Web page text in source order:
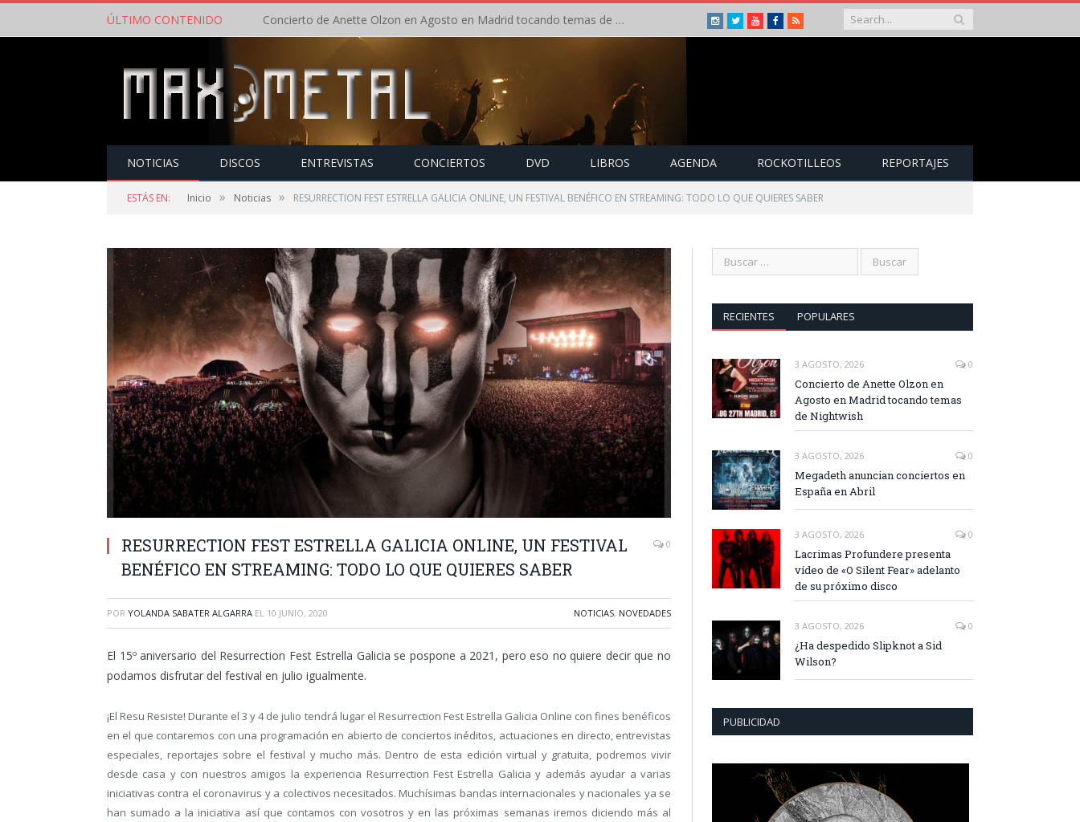
ÚLTIMO CONTENIDO Concierto de Anette Olzon en Agosto en Madrid tocando temas de Nightwish Instagram
TwitterYoutubeFacebook
RSS
NOTICIAS DISCOS ENTREVISTAS CONCIERTOS DVD LIBROS AGENDA ROCKOTILLEOS REPORTAJES
ESTÁS EN: Inicio » Noticias » RESURRECTION FEST ESTRELLA GALICIA ONLINE, UN FESTIVAL BENÉFICO EN STREAMING: TODO LO QUE QUIERES SABER
RESURRECTION FEST ESTRELLA GALICIA ONLINE, UN FESTIVAL
BENÉFICO EN STREAMING: TODO LO QUE QUIERES SABER
0
POR YOLANDA SABATER ALGARRA EL 10 JUNIO, 2020 NOTICIAS, NOVEDADES
El 15º aniversario del Resurrection Fest Estrella Galicia se pospone a 2021, pero eso no quiere decir que no
podamos disfrutar del festival en julio igualmente.
¡El Resu Resiste! Durante el 3 y 4 de julio tendrá lugar el Resurrection Fest Estrella Galicia Online con fines benéficos
en el que contaremos con una programación en abierto de conciertos inéditos, actuaciones en directo, entrevistas
especiales, reportajes sobre el festival y mucho más. Dentro de esta edición virtual y gratuita, podremos vivir
desde casa y con nuestros amigos la experiencia Resurrection Fest Estrella Galicia y además ayudar a varias
iniciativas contra el coronavirus y a colectivos necesitados. Muchísimas bandas internacionales y nacionales ya se
han sumado a la iniciativa así que contamos con vosotros y en las próximas semanas iremos diciendo más al
RECIENTES POPULARES
3 AGOSTO, 2026 0
Concierto de Anette Olzon en
Agosto en Madrid tocando temas
de Nightwish
3 AGOSTO, 2026 0
Megadeth anuncian conciertos en
España en Abril
3 AGOSTO, 2026 0
Lacrimas Profundere presenta
vídeo de «O Silent Fear» adelanto
de su próximo disco
3 AGOSTO, 2026 0
¿Ha despedido Slipknot a Sid
Wilson?
PUBLICIDAD